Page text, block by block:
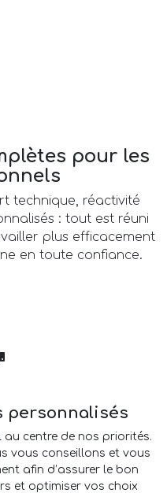
pour les
technique, réactivité
: tout est réuni
plus efficacement
en toute confiance.
personnalisés
centre de nos priorités.
vous conseillons et vous
afin d’assurer le bon
et optimiser vos choix